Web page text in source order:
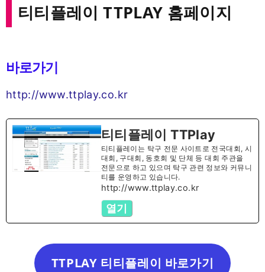
티티플레이 TTPLAY 홈페이지
바로가기
http://www.ttplay.co.kr
티티플레이 TTPlay
티티플레이는 탁구 전문 사이트로 전국대회, 시
대회, 구대회, 동호회 및 단체 등 대회 주관을
전문으로 하고 있으며 탁구 관련 정보와 커뮤니
티를 운영하고 있습니다.
http://www.ttplay.co.kr
열기
TTPLAY 티티플레이 바로가기